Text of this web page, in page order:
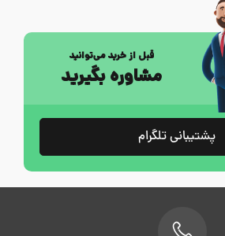
قبل از خرید می‌توانید
مشاوره بگیرید
پشتیبانی تلگرام